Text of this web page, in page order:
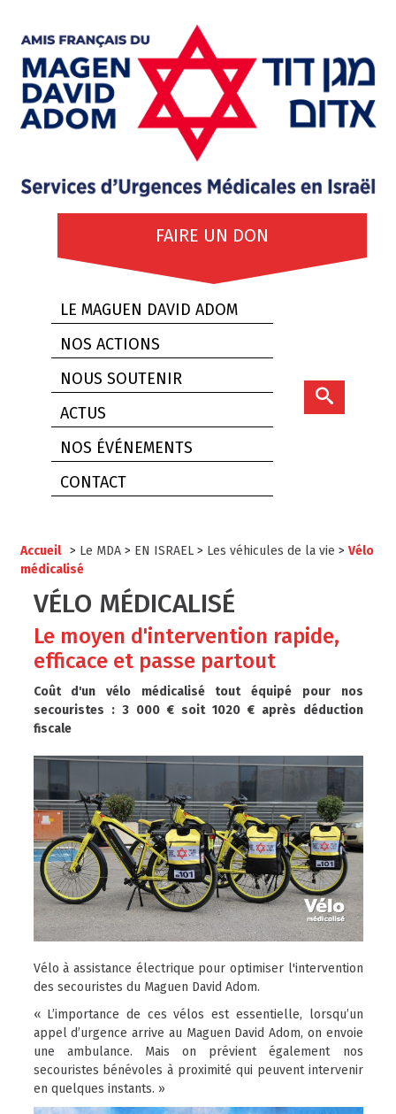
FAIRE UN DON
LE MAGUEN DAVID ADOM
NOS ACTIONS
NOUS SOUTENIR
ACTUS
NOS ÉVÉNEMENTS
CONTACT
Accueil > Le MDA> EN ISRAEL> Les véhicules de la vie > Vélo
médicalisé
VÉLO MÉDICALISÉ
Le moyen d'intervention rapide,
efficace et passe partout
Coût d'un vélo médicalisé tout équipé pour nos
secouristes :3 000 €soit 1020 € après déduction
fiscale
Vélo à assistance électrique pour optimiser l'intervention
des secouristes du Maguen David Adom.
« L’importance de ces vélos est essentielle, lorsqu’un
appel d’urgence arrive au Maguen David Adom, on envoie
une ambulance. Mais on prévient également nos
secouristes bénévoles à proximité qui peuvent intervenir
en quelques instants. »